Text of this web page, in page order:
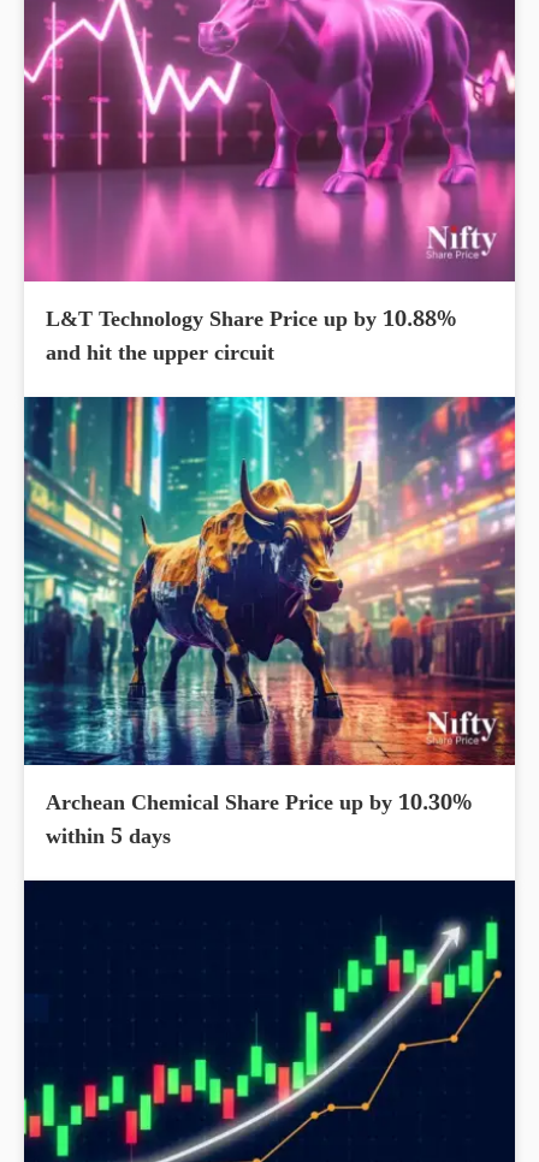
L&T Technology Share Price up by 10.88%
and hit the upper circuit
Archean Chemical Share Price up by 10.30%
within 5 days